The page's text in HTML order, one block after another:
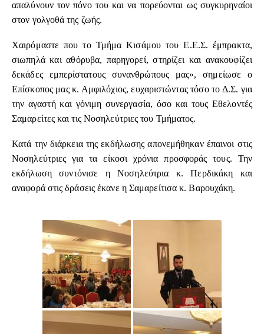
απαλύνουν τον πόνο του και να πορεύονται ως συγκυρηναίοι
στον γολγοθά της ζωής.
Χαιρόμαστε που το Τμήμα Κισάμου του Ε.Ε.Σ. έμπρακτα,
σιωπηλά και αθόρυβα, παρηγορεί, στηρίζει και ανακουφίζει
δεκάδες εμπερίστατους συνανθρώπους μας», σημείωσε ο
Επίσκοπος μας κ. Αμφιλόχιος, ευχαριστώντας τόσο το Δ.Σ. για
την αγαστή και γόνιμη συνεργασία, όσο και τους Εθελοντές
Σαμαρείτες και τις Νοσηλεύτριες του Τμήματος.
Κατά την διάρκεια της εκδήλωσης απονεμήθηκαν έπαινοι στις
Νοσηλεύτριες για τα είκοσι χρόνια προσφοράς τους. Την
εκδήλωση συντόνισε η Νοσηλεύτρια κ. Περδικάκη και
αναφορά στις δράσεις έκανε η Σαμαρείτισα κ. Βαρουχάκη.